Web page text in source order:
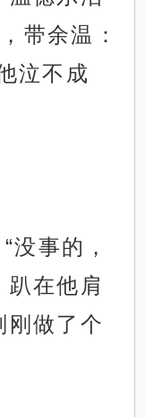
带余温：
泣不成
没事的，
趴在他肩
刚做了个